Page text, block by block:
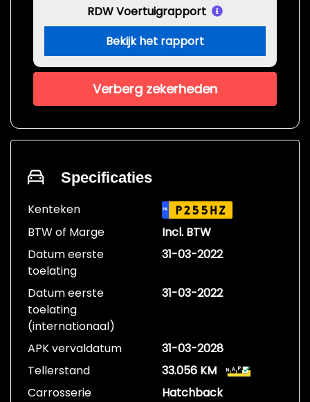
RDW Voertuigrapport
Bekijk het rapport
Verberg zekerheden
Specificaties
Kenteken NL P255HZ
BTW of Marge
Incl. BTW
Datum eerste
toelating
31-03-2022
Datum eerste
toelating
(internationaal)
31-03-2022
APK vervaldatum
31-03-2028
Tellerstand
33.056 KM
Carrosserie
Hatchback